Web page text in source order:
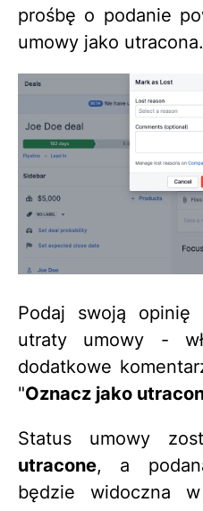
prośbę o podanie
umowy jako utracona.
Podaj swoją opinię
utraty umowy -
dodatkowe
"Oznacz jako
Status umowy
utracone, a
będzie widoczna